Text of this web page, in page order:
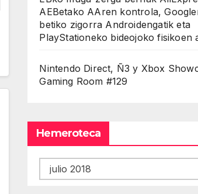
AEBetako AAren kontrola,
betiko zigorra Androidengatik eta
PlayStationeko bideojoko fisikoen
Nintendo Direct, Ñ3 y Xbox
Gaming Room #129
Hemeroteca
Hemeroteca